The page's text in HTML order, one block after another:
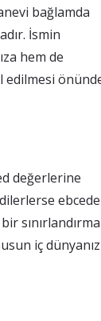
bağlamda
İsmin
hem de
edilmesi
değerlerine
ebcede
sınırlandırma
iç